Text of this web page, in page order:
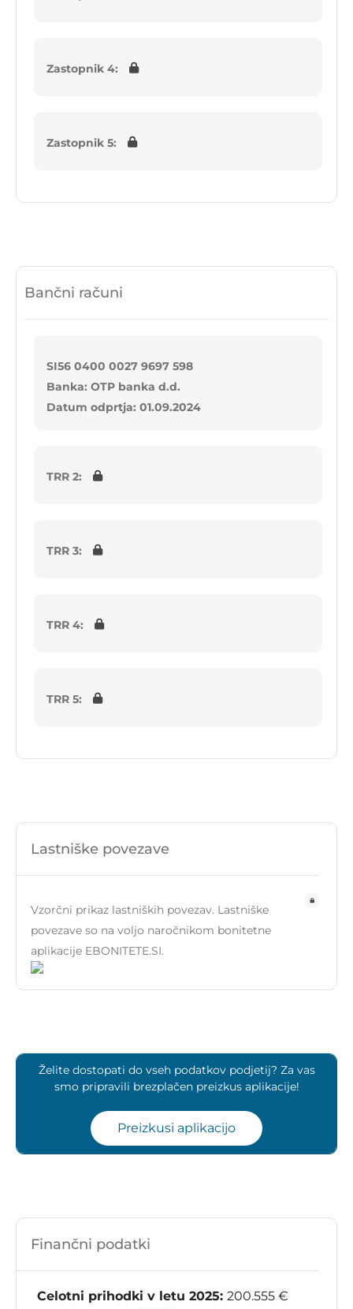
Zastopnik 4:
Zastopnik 5:
Bančni računi
SI56 0400 0027 9697 598
Banka: OTP banka d.d.
Datum odprtja: 01.09.2024
TRR 2:
TRR 3:
TRR 4:
TRR 5:
Lastniške povezave
Vzorčni prikaz lastniških povezav. Lastniške
povezave so na voljo naročnikom bonitetne
aplikacije EBONITETE.SI.
Želite dostopati do vseh podatkov podjetij? Za vas
smo pripravili brezplačen preizkus aplikacije!
Preizkusi aplikacijo
Finančni podatki
Celotni prihodki v letu 2025: 200.555 €